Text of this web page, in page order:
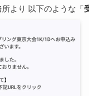
より 以下のような「